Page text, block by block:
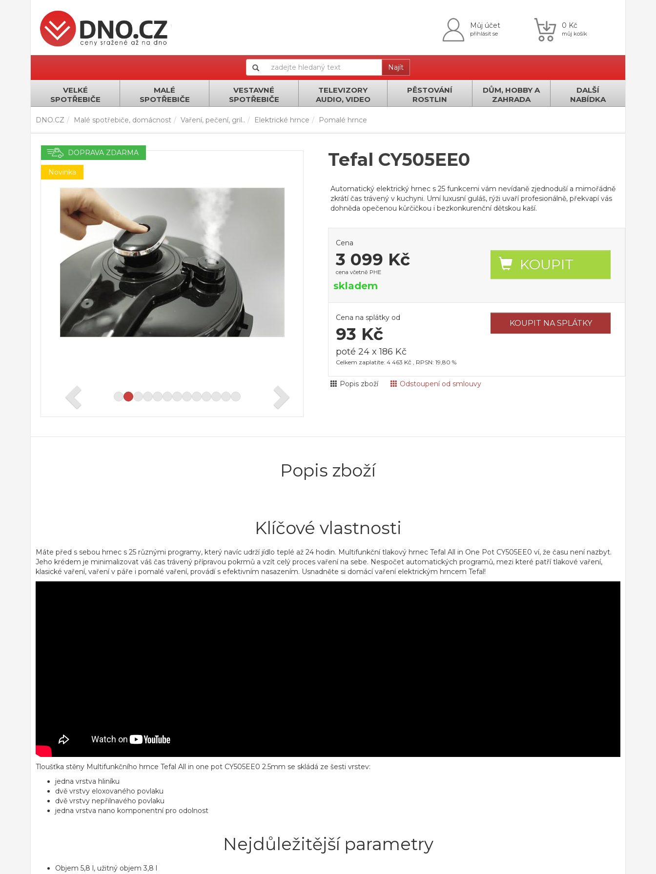
Můj účet
přihlásit se
0 Kč
můj košík
Najít
VELKÉ
SPOTŘEBIČE
MALÉ
SPOTŘEBIČE
VESTAVNÉ
SPOTŘEBIČE
TELEVIZORY
AUDIO, VIDEO
PĚSTOVÁNÍ
ROSTLIN
DŮM, HOBBY A
ZAHRADA
DALŠÍ
NABÍDKA
DNO.CZ Malé spotřebiče, domácnost Vaření, pečení, gril.. Elektrické hrnce Pomalé hrnce
DOPRAVA ZDARMA
Novinka
Tefal CY505EE0
Automatický elektrický hrnec s 25 funkcemi vám nevídaně zjednoduší a mimořádně
zkrátí čas trávený v kuchyni. Umí luxusní guláš, rýži uvaří profesionálně, překvapí vás
dohněda opečenou kůrčičkou i bezkonkurenční dětskou kaší.
Cena
3 099 Kč
cena včetně PHE KOUPIT
skladem
Cena na splátky od
93 Kč
poté 24 x 186 Kč
KOUPIT NA SPLÁTKY
Celkem zaplatíte: 4 463 Kč , RPSN: 19,80 %
Popis zboží Odstoupení od smlouvy
Popis zboží
Klíčové vlastnosti
Máte před s sebou hrnec s 25 různými programy, který navíc udrží jídlo teplé až 24 hodin. Multifunkční tlakový hrnec Tefal All in One Pot CY505EE0 ví, že času není nazbyt.
Jeho krédem je minimalizovat váš čas trávený přípravou pokrmů a vzít celý proces vaření na sebe. Nespočet automatických programů, mezi které patří tlakové vaření,
klasické vaření, vaření v páře i pomalé vaření, provádí s efektivním nasazením. Usnadněte si domácí vaření elektrickým hrncem Tefal!
Tloušťka stěny Multifunkčního hrnce Tefal All in one pot CY505EE0 2.5mm se skládá ze šesti vrstev:
jedna vrstva hliníku
dvě vrstvy eloxovaného povlaku
dvě vrstvy nepřilnavého povlaku
jedna vrstva nano komponentní pro odolnost
Nejdůležitější parametry
Objem 5,8 l, užitný objem 3,8 l